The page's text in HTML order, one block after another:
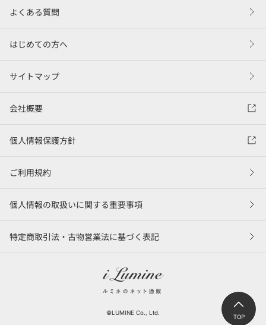
TOP
よくある質問
はじめての方へ
サイトマップ
会社概要
個人情報保護方針
ご利用規約
個人情報の取扱いに関する重要事項
特定商取引法・古物営業法に基づく表記
©LUMINE Co., Ltd.